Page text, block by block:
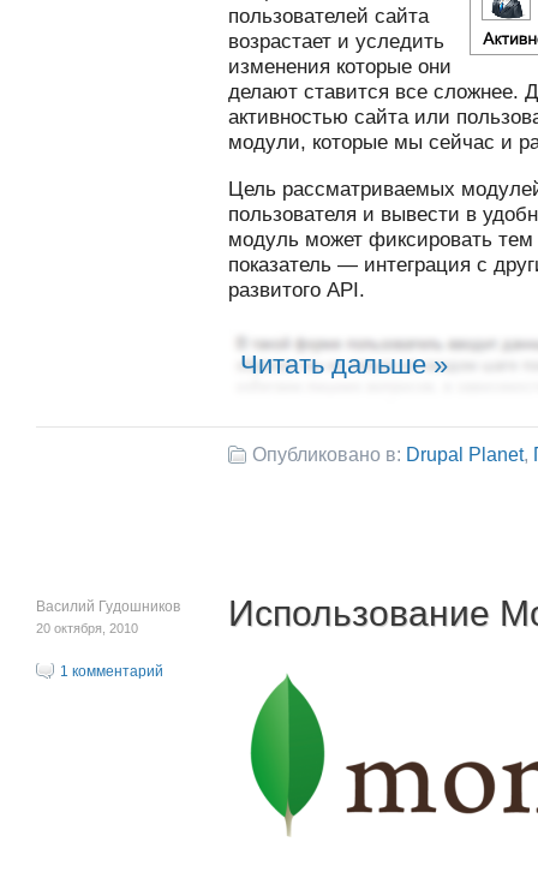
пользователей сайта
возрастает и уследить
изменения которые они
делают ставится все сложнее.
активностью сайта или
модули, которые мы сейчас и
Цель рассматриваемых
пользователя и вывести в
модуль может фиксировать
показатель — интеграция с
развитого API.
Читать дальше »
Опубликовано в: Drupal Planet,
Василий Гудошников
20 октября, 2010
1 комментарий
Использование